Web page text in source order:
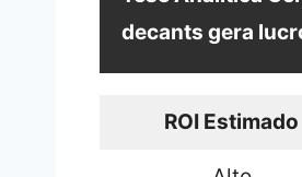
decants gera
ROI Estimado